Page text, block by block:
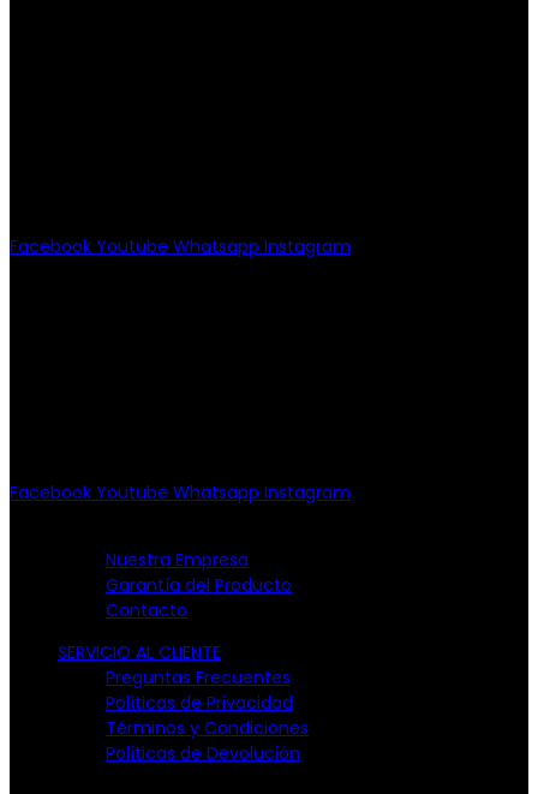
Facebook Youtube Whatsapp Instagram
Facebook Youtube Whatsapp Instagram
Nuestra Empresa
Garantía del Producto
Contacto
SERVICIO AL CLIENTE
Preguntas Frecuentes
Políticas de Privacidad
Términos y Condiciones
Políticas de Devolución